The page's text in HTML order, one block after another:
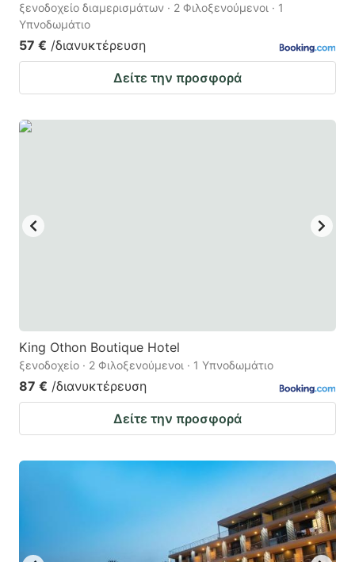
ξενοδοχείο διαμερισμάτων · 2 Φιλοξενούμενοι · 1
Υπνοδωμάτιο
57 € /διανυκτέρευση
Δείτε την προσφορά
King Othon Boutique Hotel
ξενοδοχείο · 2 Φιλοξενούμενοι · 1 Υπνοδωμάτιο
87 € /διανυκτέρευση
Δείτε την προσφορά